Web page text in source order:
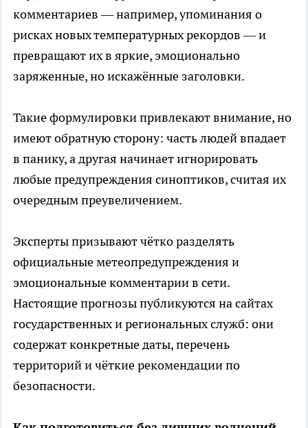
комментариев — например, упоминания о
рисках новых температурных рекордов — и
превращают их в яркие, эмоционально
заряженные, но искажённые заголовки.
Такие формулировки привлекают внимание, но
имеют обратную сторону: часть людей впадает
в панику, а другая начинает игнорировать
любые предупреждения синоптиков, считая их
очередным преувеличением.
Эксперты призывают чётко разделять
официальные метеопредупреждения и
эмоциональные комментарии в сети.
Настоящие прогнозы публикуются на сайтах
государственных и региональных служб: они
содержат конкретные даты, перечень
территорий и чёткие рекомендации по
безопасности.